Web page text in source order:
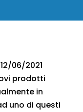
06/2021
prodotti
in
uno di questi